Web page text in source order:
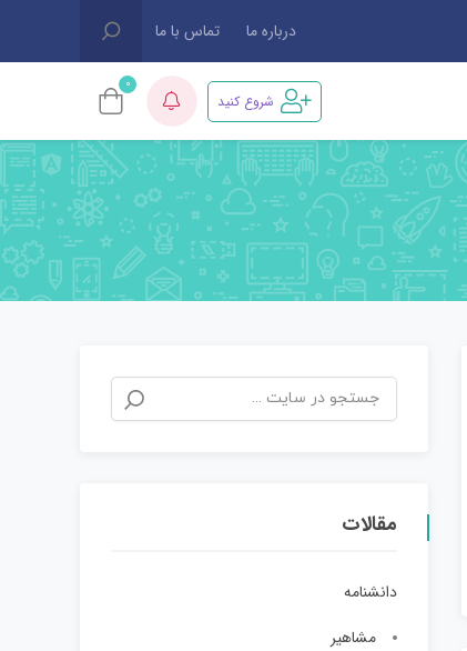
درباره ما تماس با ما
شروع کنید
0
مقالات
دانشنامه
مشاهیر